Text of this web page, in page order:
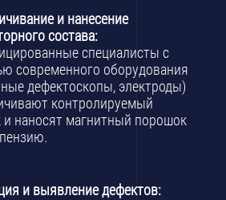
и нанесение
состава:
специалисты с
современного оборудования
дефектоскопы, электроды)
контролируемый
и наносят магнитный порошок
и выявление дефектов: